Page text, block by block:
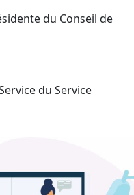
du Conseil de
du Service